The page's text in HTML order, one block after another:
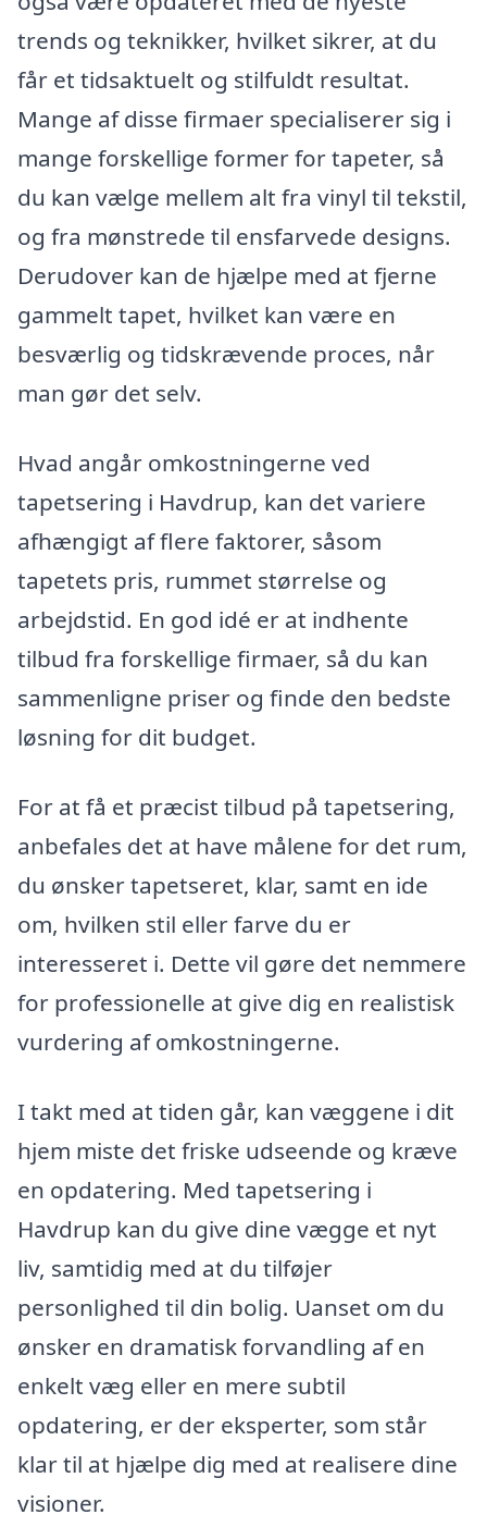
trends og teknikker, hvilket sikrer, at du
får et tidsaktuelt og stilfuldt resultat.
Mange af disse firmaer specialiserer sig i
mange forskellige former for tapeter, så
du kan vælge mellem alt fra vinyl til tekstil,
og fra mønstrede til ensfarvede designs.
Derudover kan de hjælpe med at fjerne
gammelt tapet, hvilket kan være en
besværlig og tidskrævende proces, når
man gør det selv.
Hvad angår omkostningerne ved
tapetsering i Havdrup, kan det variere
afhængigt af flere faktorer, såsom
tapetets pris, rummet størrelse og
arbejdstid. En god idé er at indhente
tilbud fra forskellige firmaer, så du kan
sammenligne priser og finde den bedste
løsning for dit budget.
For at få et præcist tilbud på tapetsering,
anbefales det at have målene for det rum,
du ønsker tapetseret, klar, samt en ide
om, hvilken stil eller farve du er
interesseret i. Dette vil gøre det nemmere
for professionelle at give dig en realistisk
vurdering af omkostningerne.
I takt med at tiden går, kan væggene i dit
hjem miste det friske udseende og kræve
en opdatering. Med tapetsering i
Havdrup kan du give dine vægge et nyt
liv, samtidig med at du tilføjer
personlighed til din bolig. Uanset om du
ønsker en dramatisk forvandling af en
enkelt væg eller en mere subtil
opdatering, er der eksperter, som står
klar til at hjælpe dig med at realisere dine
visioner.